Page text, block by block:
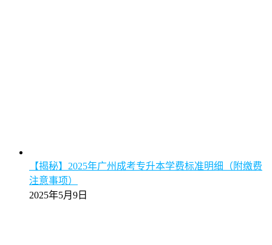
【揭秘】2025年广州成考专升本学费标准明细（附缴费
注意事项）
2025年5月9日